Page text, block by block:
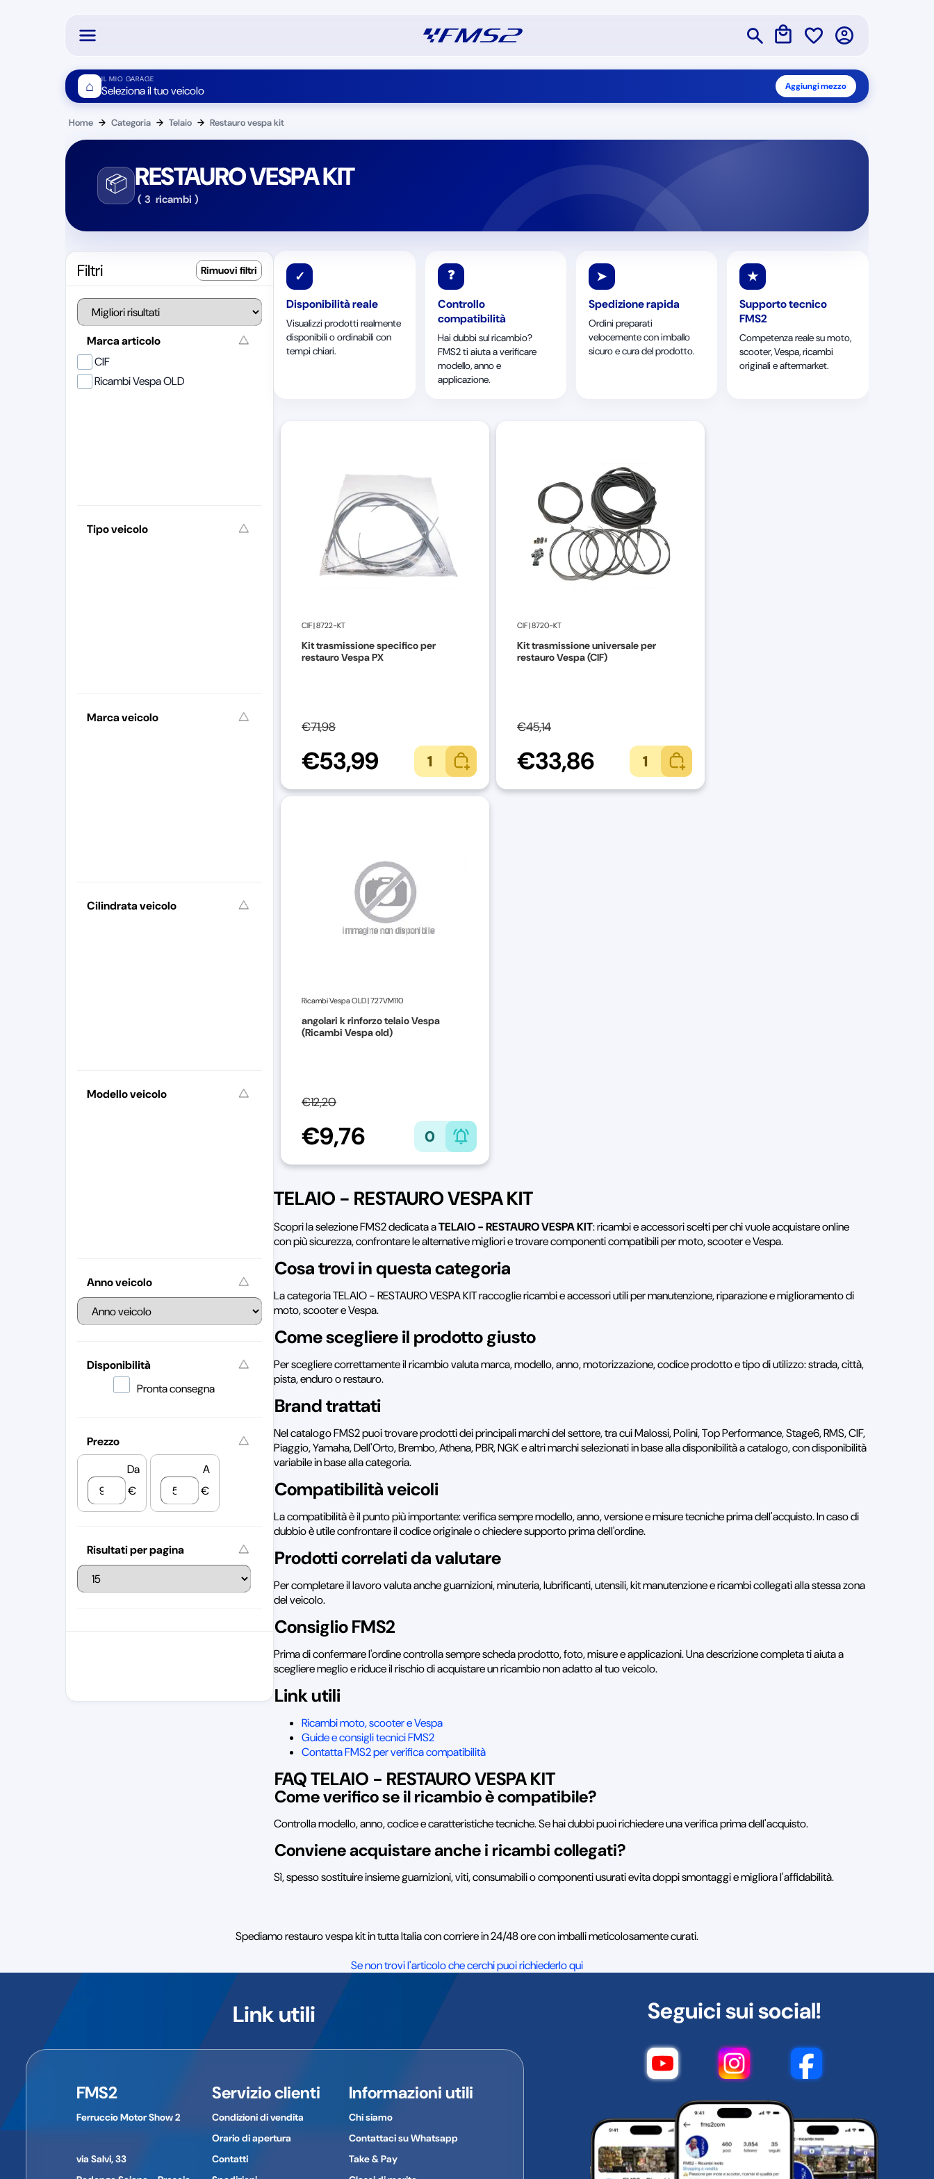
⌂ IL MIO GARAGE
Seleziona il tuo veicolo Aggiungi mezzo
Home → Categoria → Telaio → Restauro vespa kit
📦 RESTAURO VESPA KIT
( 3 ricambi )
Filtri
Marca articolo
CIF
Ricambi Vespa OLD
Tipo veicolo
Marca veicolo
Cilindrata veicolo
Modello veicolo
Anno veicolo
Disponibilità
Pronta consegna
Prezzo
Da
€
A
€
Risultati per pagina
✓
Disponibilità reale
Visualizzi prodotti realmente
disponibili o ordinabili con
tempi chiari.
❓
Controllo
compatibilità
Hai dubbi sul ricambio?
FMS2 ti aiuta a verificare
modello, anno e
applicazione.
➤
Spedizione rapida
Ordini preparati
velocemente con imballo
sicuro e cura del prodotto.
★
Supporto tecnico
FMS2
Competenza reale su moto,
scooter, Vespa, ricambi
originali e aftermarket.
CIF|8722-KT
Kit trasmissione specifico per
restauro Vespa PX
€71,98
€53,99 1
CIF|8720-KT
Kit trasmissione universale per
restauro Vespa (CIF)
€45,14
€33,86 1
Ricambi Vespa OLD|727VM110
angolari k rinforzo telaio Vespa
(Ricambi Vespa old)
€12,20
€9,76 0
TELAIO - RESTAURO VESPA KIT
Scopri la selezione FMS2 dedicata aTELAIO - RESTAURO VESPA KIT: ricambi e accessori scelti per chi vuole acquistare online
con più sicurezza, confrontare le alternative migliori e trovare componenti compatibili per moto, scooter e Vespa.
Cosa trovi in questa categoria
La categoria TELAIO - RESTAURO VESPA KIT raccoglie ricambi e accessori utili per manutenzione, riparazione e miglioramento di
moto, scooter e Vespa.
Come scegliere il prodotto giusto
Per scegliere correttamente il ricambio valuta marca, modello, anno, motorizzazione, codice prodotto e tipo di utilizzo: strada, città,
pista, enduro o restauro.
Brand trattati
Nel catalogo FMS2 puoi trovare prodotti dei principali marchi del settore, tra cui Malossi, Polini, Top Performance, Stage6, RMS, CIF,
Piaggio, Yamaha, Dell'Orto, Brembo, Athena, PBR, NGK e altri marchi selezionati in base alla disponibilità a catalogo, con disponibilità
variabile in base alla categoria.
Compatibilità veicoli
La compatibilità è il punto più importante: verifica sempre modello, anno, versione e misure tecniche prima dell'acquisto. In caso di
dubbio è utile confrontare il codice originale o chiedere supporto prima dell'ordine.
Prodotti correlati da valutare
Per completare il lavoro valuta anche guarnizioni, minuteria, lubrificanti, utensili, kit manutenzione e ricambi collegati alla stessa zona
del veicolo.
Consiglio FMS2
Prima di confermare l'ordine controlla sempre scheda prodotto, foto, misure e applicazioni. Una descrizione completa ti aiuta a
scegliere meglio e riduce il rischio di acquistare un ricambio non adatto al tuo veicolo.
Link utili
Ricambi moto, scooter e Vespa
Guide e consigli tecnici FMS2
Contatta FMS2 per verifica compatibilità
FAQ TELAIO - RESTAURO VESPA KIT
Come verifico se il ricambio è compatibile?
Controlla modello, anno, codice e caratteristiche tecniche. Se hai dubbi puoi richiedere una verifica prima dell'acquisto.
Conviene acquistare anche i ricambi collegati?
Sì, spesso sostituire insieme guarnizioni, viti, consumabili o componenti usurati evita doppi smontaggi e migliora l'affidabilità.
Spediamo restauro vespa kit in tutta Italia con corriere in 24/48 ore con imballi meticolosamente curati.
Se non trovi l'articolo che cerchi puoi richiederlo qui
Link utili
FMS2
Ferruccio Motor Show 2
via Salvi, 33
Servizio clienti
Condizioni di vendita
Orario di apertura
Contatti
Informazioni utili
Chi siamo
Contattaci su Whatsapp
Take & Pay
Seguici sui social!